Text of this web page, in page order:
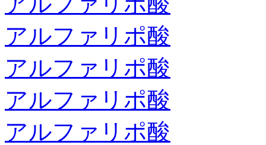
アルファリポ酸
アルファリポ酸
アルファリポ酸
アルファリポ酸